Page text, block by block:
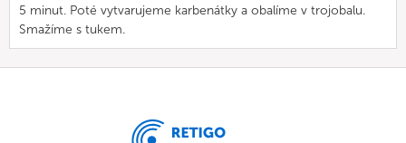
5 minut. Poté vytvarujeme karbenátky a obalíme v trojobalu.
Smažíme s tukem.